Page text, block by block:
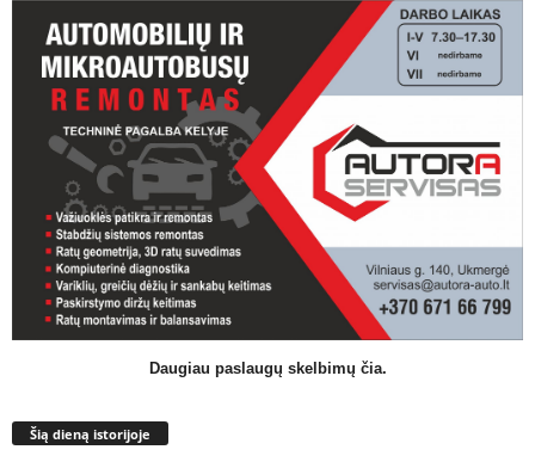
Daugiau paslaugų skelbimų čia.
Šią dieną istorijoje